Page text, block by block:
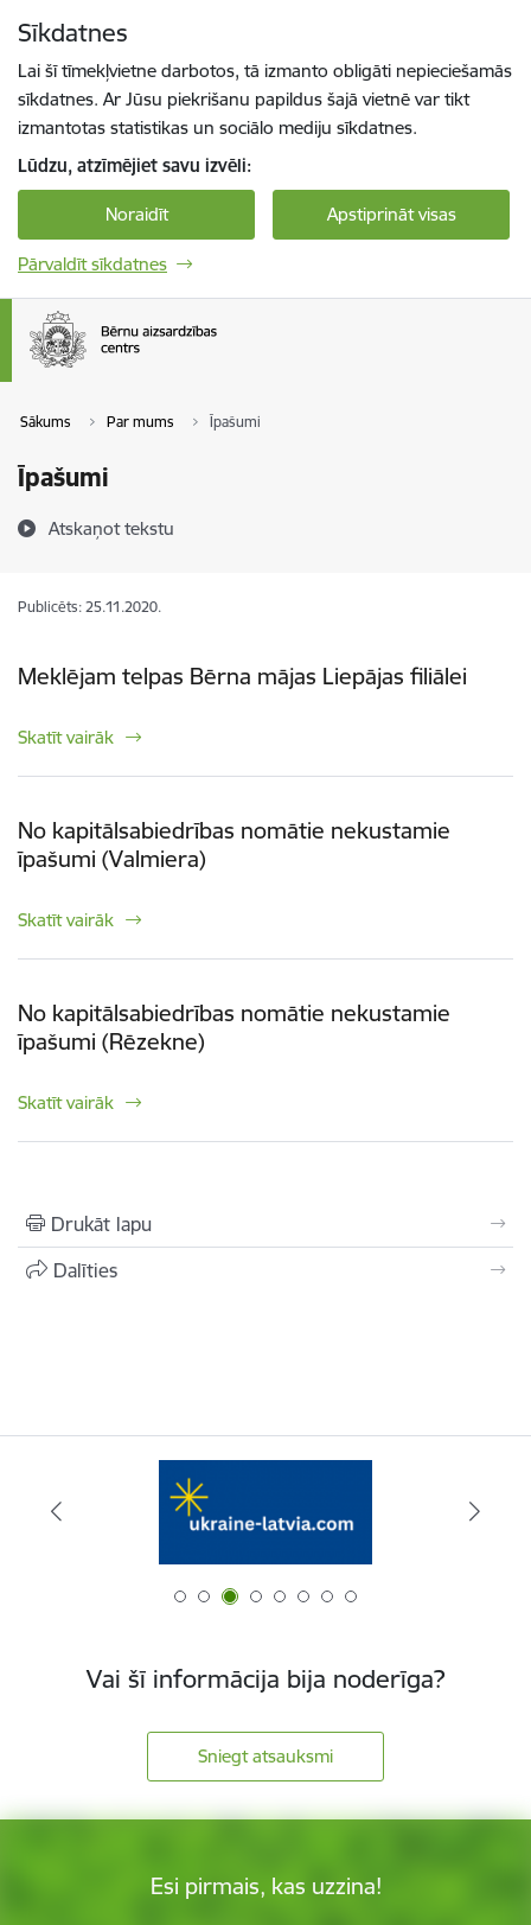
Sīkdatnes
Lai šī tīmekļvietne darbotos, tā izmanto obligāti nepieciešamās
sīkdatnes. Ar Jūsu piekrišanu papildus šajā vietnē var tikt
izmantotas statistikas un sociālo mediju sīkdatnes.
Lūdzu, atzīmējiet savu izvēli:
Noraidīt Apstiprināt visas
Pārvaldīt sīkdatnes
Sākums Par mums Īpašumi
Īpašumi
Atskaņot tekstu
Publicēts: 25.11.2020.
Meklējam telpas Bērna mājas Liepājas filiālei
Skatīt vairāk
No kapitālsabiedrības nomātie nekustamie
īpašumi (Valmiera)
Skatīt vairāk
No kapitālsabiedrības nomātie nekustamie
īpašumi (Rēzekne)
Skatīt vairāk
Drukāt lapu
Dalīties
Vai šī informācija bija noderīga?
Sniegt atsauksmi
Esi pirmais, kas uzzina!